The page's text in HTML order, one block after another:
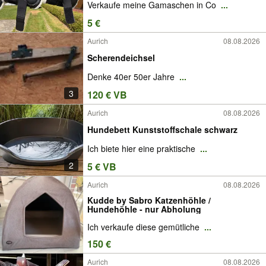
Verkaufe meine Gamaschen in Co ...
5 €
3
Aurich 08.08.2026
Scherendeichsel
Denke 40er 50er Jahre ...
120 € VB
2
Aurich 08.08.2026
Hundebett Kunststoffschale schwarz
Ich biete hier eine praktische ...
5 € VB
Aurich 08.08.2026
Kudde by Sabro Katzenhöhle /
Hundehöhle - nur Abholung
Ich verkaufe diese gemütliche ...
150 €
Aurich 08.08.2026